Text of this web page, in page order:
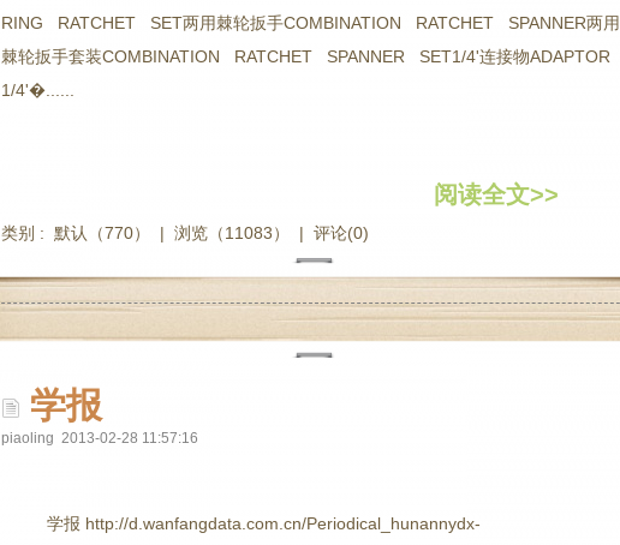
RING RATCHET SET两用棘轮扳手COMBINATION RATCHET SPANNER两用
棘轮扳手套装COMBINATION RATCHET SPANNER SET1/4'连接物ADAPTOR
1/4'�......
阅读全文>>
类别 : 默认 （770） | 浏览（11083） | 评论(0)
学报
piaoling 2013-02-28 11:57:16
学报 http://d.wanfangdata.com.cn/Periodical_hunannydx-